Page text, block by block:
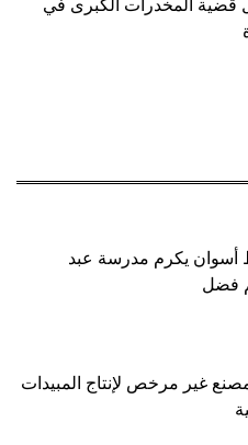
قضية المخدرات الكبرى في
أسوان يكرم مدرسة عبد
فضل
غير مرخص لإنتاج المبيدات